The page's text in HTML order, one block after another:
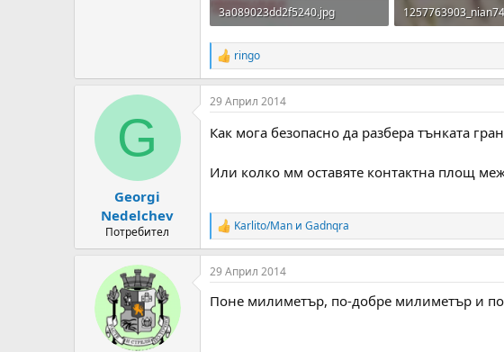
3a089023dd2f5240.jpg
33.6 KB · Прегледи: 407
90.4 KB ·
R
e
a
c
i
s
ringo
G
Georgi
Nedelchev
Потребител
29 Април 2014
Как мога безопасно да разбера тънката
Или колко мм оставяте контактна площ
R
e
a
c
i
Karlito/Man и Gadnqra
29 Април 2014
Поне милиметър, по-добре милиметър и